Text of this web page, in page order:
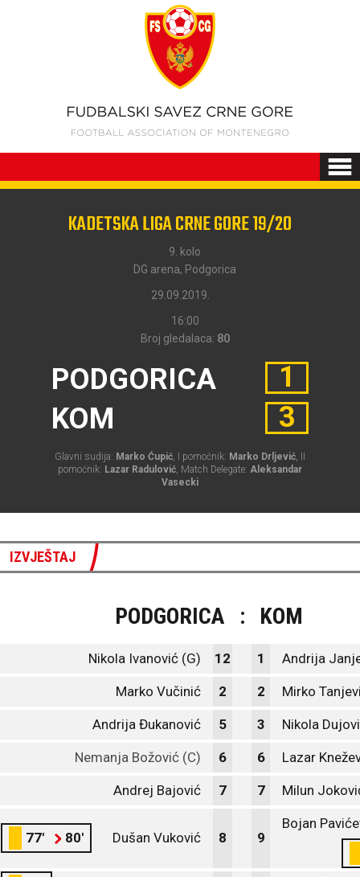
KADETSKA LIGA CRNE GORE 19/20
9. kolo
DG arena, Podgorica
29.09.2019.
16:00
Broj gledalaca: 80
PODGORICA
KOM
1
3
Glavni sudija: Marko Ćupić, I pomoćnik: Marko Drljević, II
pomoćnik: Lazar Radulović, Match Delegate: Aleksandar
Vasecki
IZVJEŠTAJ
PODGORICA : KOM
Nikola Ivanović (G) 12 1 Andrija
Marko Vučinić 2 2 Mirko
Andrija Đukanović 5 3 Nikola
Nemanja Božović (C) 6 6 Lazar
Andrej Bajović 7 7 Milun
77' 80' Dušan Vuković 8 9
Bojan